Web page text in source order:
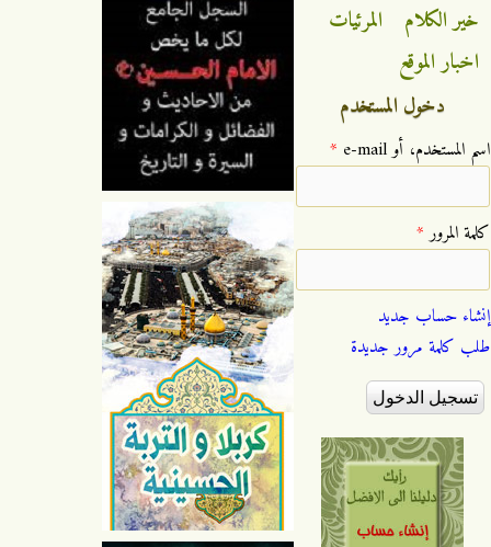
خير الكلام
المرئيات
اخبار الموقع
دخول المستخدم
‏اسم المستخدم، أو e-mail ‏ *
‏كلمة المرور ‏*
إنشاء حساب جديد
طلب كلمة مرور جديدة